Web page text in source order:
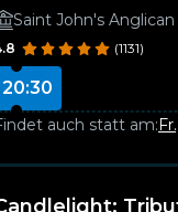
Saint John's Anglican
(1131)
20:30
auch statt am: